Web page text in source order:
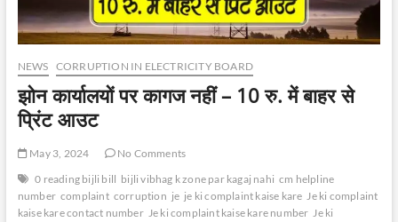
NEWS CORRUPTION IN ELECTRICITY BOARD
झोन कार्यालयों पर कागज नहीं – 10 रु. में बाहर से
प्रिंट आउट
May 3, 2024
No Comments
0 reading bijli bill bijli vibhag k zone par kagaj nahi cm helpline
number complaint corruption je je ki complaint kaise kare Je ki complaint
kaise kare contact number Je ki complaint kaise kare number Je ki